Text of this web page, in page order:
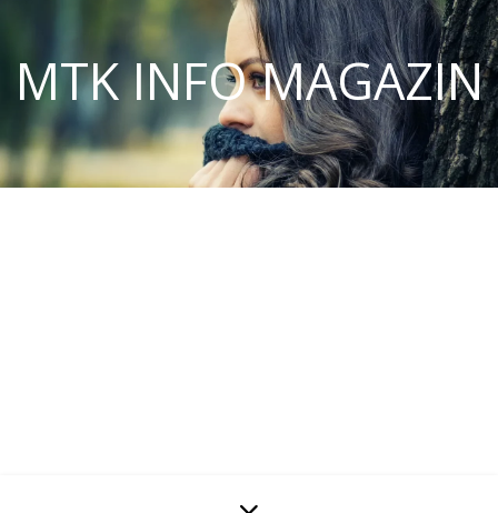
MTK INFO MAGAZIN